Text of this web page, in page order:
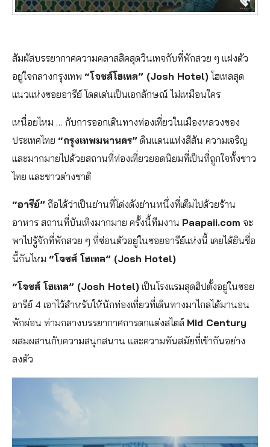
สัมผัสบรรยากาศความคลาสสิคสุดวินเทจกับที่พักสวย ๆ แฝงตัว
อยู่ใจกลางกรุงเทพ “โจชส์โฮเทล” (Josh Hotel) โฮเทลสุด
แนวแห่งซอยอารีย์ โดดเด่นเป็นเอกลักษณ์ ไม่เหมือนใคร
เหนื่อยไหม … กับการออกเดินทางท่องเที่ยวในเมืองหลวงของ
ประเทศไทย “กรุงเทพมหานคร” ดินแดนแห่งสีสัน ความเจริญ
และมากมายไปด้วยสถานที่ท่องเที่ยวยอดนิยมที่เป็นที่ถูกใจทั้งชาว
ไทย และชาวต่างชาติ
“อารีย์” ถือได้ว่าเป็นย่านที่โด่งดังย่านหนึ่งที่เต็มไปด้วยร้าน
อาหาร สถานที่บันเทิงมากมาย ครั้งนี้ทีมงาน Paapaii.com จะ
พาไปรู้จักที่พักสวย ๆ ที่ซ่อนตัวอยู่ในซอยอารีย์แห่งนี้ เคยได้ยินชื่อ
นี้กันไหม “โจชส์ โฮเทล” (Josh Hotel)
“โจชส์ โฮเทล” (Josh Hotel) เป็นโรงแรมสุดฮิปตั้งอยู่ในซอย
อารีย์ 4 เอาไว้สำหรับให้นักท่องเที่ยวที่เดินทางมาไกลได้มานอน
พักผ่อน ท่ามกลางบรรยากาศการตกแต่งสไตล์ Mid Century
ผสมผสานกับความสนุกสนาน และความทันสมัยที่เข้ากันอย่าง
ลงตัว